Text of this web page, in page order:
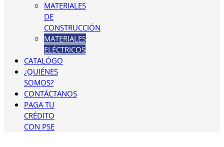
MATERIALES
DE
CONSTRUCCIÓN
MATERIALES
ELÉCTRICOS
CATALÓGO
¿QUIÉNES
SOMOS?
CONTÁCTANOS
PAGA TU
CRÉDITO
CON PSE